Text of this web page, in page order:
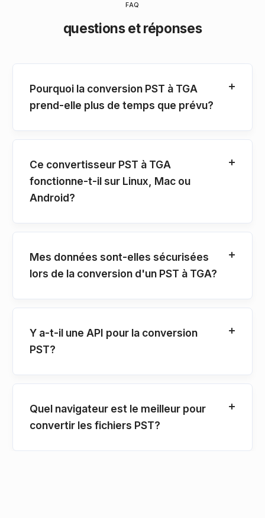
FAQ
questions et réponses
Pourquoi la conversion PST à TGA
prend-elle plus de temps que prévu?
Ce convertisseur PST à TGA
fonctionne-t-il sur Linux, Mac ou
Android?
Mes données sont-elles sécurisées
lors de la conversion d'un PST à TGA?
Y a-t-il une API pour la conversion
PST?
Quel navigateur est le meilleur pour
convertir les fichiers PST?